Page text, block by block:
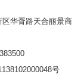
华胥路天合丽景商
号